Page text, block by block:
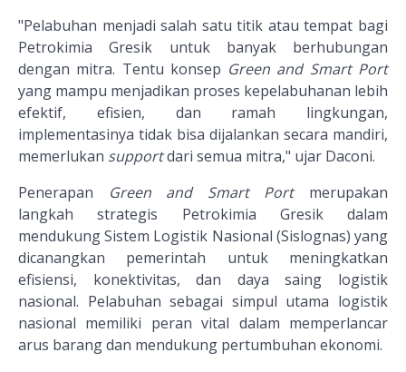
"Pelabuhan menjadi salah satu titik atau tempat bagi
Petrokimia Gresik untuk banyak berhubungan
dengan mitra. Tentu konsep Green and Smart Port
yang mampu menjadikan proses kepelabuhanan lebih
efektif, efisien, dan ramah lingkungan,
implementasinya tidak bisa dijalankan secara mandiri,
memerlukan supportdari semua mitra," ujar Daconi.
Penerapan
Green and Smart Portmerupakan
langkah strategis Petrokimia Gresik dalam
mendukung Sistem Logistik Nasional (Sislognas) yang
dicanangkan pemerintah untuk meningkatkan
efisiensi, konektivitas, dan daya saing logistik
nasional. Pelabuhan sebagai simpul utama logistik
nasional memiliki peran vital dalam memperlancar
arus barang dan mendukung pertumbuhan ekonomi.